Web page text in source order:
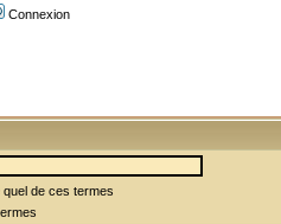
Connexion
de ces termes